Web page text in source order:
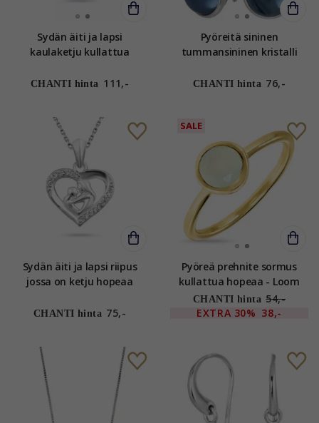
Sydän äiti ja lapsi
kaulaketju kullattua
hopeaa
CHANTI hinta 111,-
Pyöreitä sininen
tummansininen kristalli
Stones
CHANTI hinta 76,-
Sydän äiti ja lapsi riipus
jossa on ketju hopeaa
CHANTI hinta 75,-
SALE
Pyöreä prehnite sormus
kullattua hopeaa - Loom
Stones
CHANTI hinta 54,-
EXTRA 30% 38,-